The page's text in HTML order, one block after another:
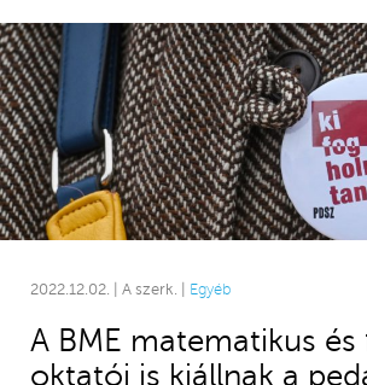
2022.12.02. | A szerk. | Egyéb
A BME matematikus és
oktatói is kiállnak a